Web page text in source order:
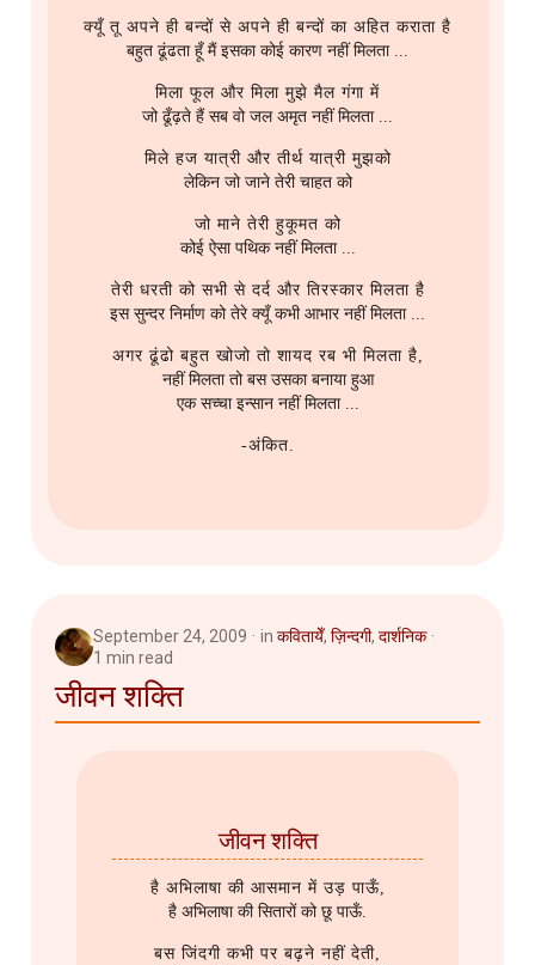
क्यूँ तू अपने ही बन्दों से अपने ही बन्दों का अहित कराता है
बहुत ढूंढता हूँ मैं इसका कोई कारण नहीं मिलता ...
मिला फूल और मिला मुझे मैल गंगा में
जो ढूँढ़ते हैं सब वो जल अमृत नहीं मिलता ...
मिले हज यात्री और तीर्थ यात्री मुझको
लेकिन जो जाने तेरी चाहत को
जो माने तेरी हुकूमत को
कोई ऐसा पथिक नहीं मिलता ...
तेरी धरती को सभी से दर्द और तिरस्कार मिलता है
इस सुन्दर निर्माण को तेरे क्यूँ कभी आभार नहीं मिलता ...
अगर ढूंढो बहुत खोजो तो शायद रब भी मिलता है,
नहीं मिलता तो बस उसका बनाया हुआ
एक सच्चा इन्सान नहीं मिलता ...
-अंकित.
September 24, 2009 in कवितायेँ, ज़िन्दगी, दार्शनिक
1 min read
जीवन शक्ति
जीवन शक्ति
है अभिलाषा की आसमान में उड़ पाऊँ,
है अभिलाषा की सितारों को छू पाऊँ.
बस जिंदगी कभी पर बढ़ने नहीं देती,